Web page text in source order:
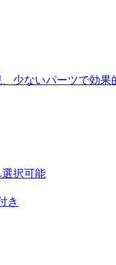
少ないパーツで効
択可能
き